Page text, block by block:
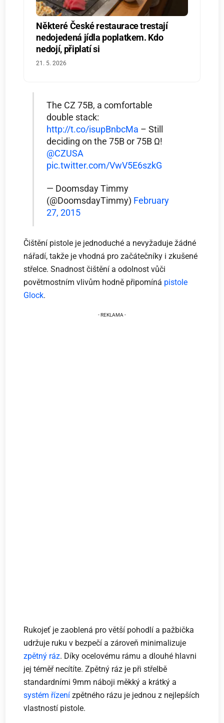
Některé České restaurace trestají
nedojedená jídla poplatkem. Kdo
nedojí, připlatí si
21. 5. 2026
The CZ 75B, a comfortable
double stack:
http://t.co/isupBnbcMa – Still
deciding on the 75B or 75B Ω!
@CZUSA
pic.twitter.com/VwV5E6szkG
— Doomsday Timmy
(@DoomsdayTimmy) February
27, 2015
Čištění pistole je jednoduché a nevyžaduje žádné
nářadí, takže je vhodná pro začátečníky i zkušené
střelce. Snadnost čištění a odolnost vůči
povětrnostním vlivům hodně připomíná pistole
Glock.
Rukojeť je zaoblená pro větší pohodlí a pažbička
udržuje ruku v bezpečí a zároveň minimalizuje
zpětný ráz. Díky ocelovému rámu a dlouhé hlavni
jej téměř necítíte. Zpětný ráz je při střelbě
standardními 9mm náboji měkký a krátký a
systém řízení zpětného rázu je jednou z nejlepších
vlastností pistole.